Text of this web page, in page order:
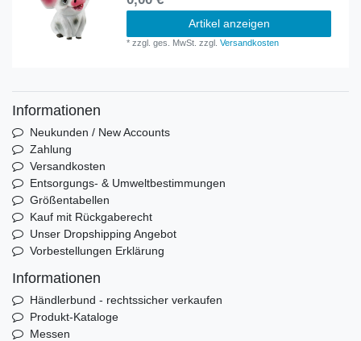
Artikel anzeigen
*zzgl. ges. MwSt. zzgl.Versandkosten
Informationen
Neukunden / New Accounts
Zahlung
Versandkosten
Entsorgungs- & Umweltbestimmungen
Größentabellen
Kauf mit Rückgaberecht
Unser Dropshipping Angebot
Vorbestellungen Erklärung
Informationen
Händlerbund - rechtssicher verkaufen
Produkt-Kataloge
Messen